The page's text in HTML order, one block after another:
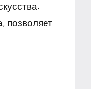
позволяет